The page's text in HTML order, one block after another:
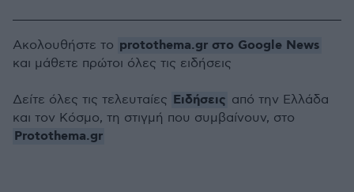
Ακολουθήστε το protothema.gr στο Google News
και μάθετε πρώτοι όλες τις ειδήσεις
Δείτε όλες τις τελευταίες Ειδήσεις από την Ελλάδα
και τον Κόσμο, τη στιγμή που συμβαίνουν, στο
Protothema.gr